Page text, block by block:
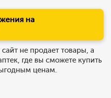
на
не продает товары, а
где вы сможете купить
ценам.